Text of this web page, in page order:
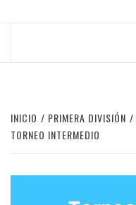
INICIO PRIMERA DIVISIÓN
TORNEO INTERMEDIO